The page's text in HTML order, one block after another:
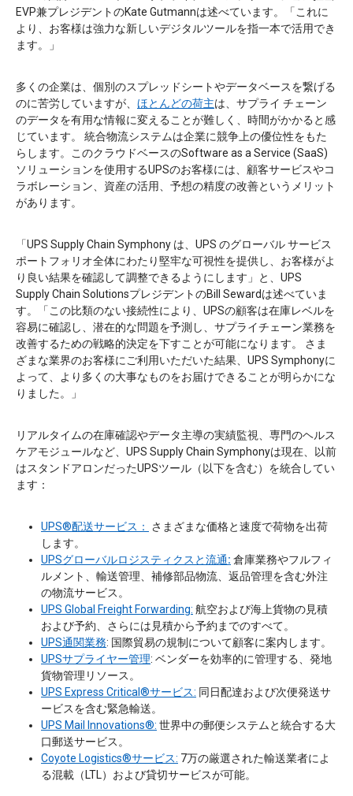
EVP兼プレジデントのKate Gutmannは述べています。「これに
より、お客様は強力な新しいデジタルツールを指一本で活用でき
ます。」
多くの企業は、個別のスプレッドシートやデータベースを繋げる
のに苦労していますが、 ほとんどの荷主は、サプライ チェーン
のデータを有用な情報に変えることが難しく、時間がかかると感
じています。 統合物流システムは企業に競争上の優位性をもた
らします。このクラウドベースのSoftware as a Service (SaaS)
ソリューションを使用するUPSのお客様には、顧客サービスやコ
ラボレーション、資産の活用、予想の精度の改善というメリット
があります。
「UPS Supply Chain Symphony は、UPS のグローバル サービス
ポートフォリオ全体にわたり堅牢な可視性を提供し、お客様がよ
り良い結果を確認して調整できるようにします」と、UPS
Supply Chain SolutionsプレジデントのBill Sewardは述べていま
す。「この比類のない接続性により、UPSの顧客は在庫レベルを
容易に確認し、潜在的な問題を予測し、サプライチェーン業務を
改善するための戦略的決定を下すことが可能になります。 さま
ざまな業界のお客様にご利用いただいた結果、UPS Symphonyに
よって、より多くの大事なものをお届けできることが明らかにな
りました。」
リアルタイムの在庫確認やデータ主導の実績監視、専門のヘルス
ケアモジュールなど、UPS Supply Chain Symphonyは現在、以前
はスタンドアロンだったUPSツール（以下を含む）を統合してい
ます：
UPS®配送サービス：
さまざまな価格と速度で荷物を出荷
します。
UPSグローバルロジスティクスと流通: 倉庫業務やフルフィ
ルメント、輸送管理、補修部品物流、返品管理を含む外注
の物流サービス。
UPS Global Freight Forwarding: 航空および海上貨物の見積
および予約、さらには見積から予約までのすべて。
UPS通関業務: 国際貿易の規制について顧客に案内します。
UPSサプライヤー管理: ベンダーを効率的に管理する、発地
貨物管理リソース。
UPS Express Critical®サービス: 同日配達および次便発送サ
ービスを含む緊急輸送。
UPS Mail Innovations®: 世界中の郵便システムと統合する大
口郵送サービス。
Coyote Logistics®サービス: 7万の厳選された輸送業者によ
る混載（LTL）および貸切サービスが可能。